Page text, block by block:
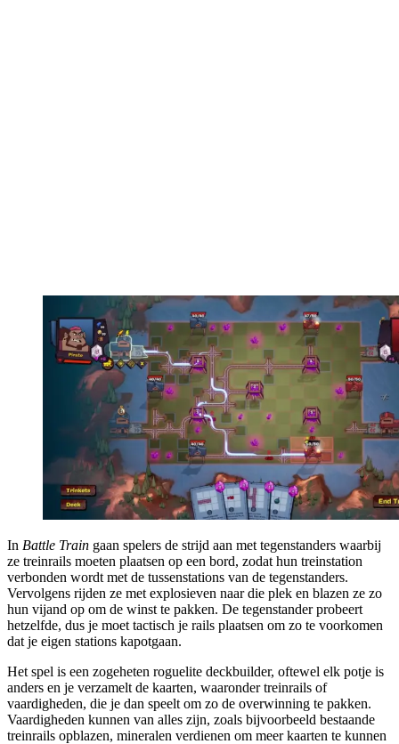
In Battle Train gaan spelers de strijd aan met tegenstanders waarbij
ze treinrails moeten plaatsen op een bord, zodat hun treinstation
verbonden wordt met de tussenstations van de tegenstanders.
Vervolgens rijden ze met explosieven naar die plek en blazen ze zo
hun vijand op om de winst te pakken. De tegenstander probeert
hetzelfde, dus je moet tactisch je rails plaatsen om zo te voorkomen
dat je eigen stations kapotgaan.
Het spel is een zogeheten roguelite deckbuilder, oftewel elk potje is
anders en je verzamelt de kaarten, waaronder treinrails of
vaardigheden, die je dan speelt om zo de overwinning te pakken.
Vaardigheden kunnen van alles zijn, zoals bijvoorbeeld bestaande
treinrails opblazen, mineralen verdienen om meer kaarten te kunnen